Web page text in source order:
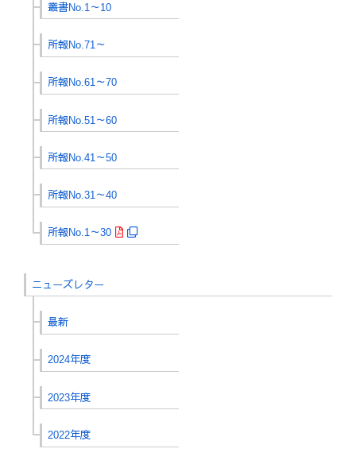
叢書No.1～10
所報No.71～
所報No.61～70
所報No.51～60
所報No.41～50
所報No.31～40
所報No.1～30
ニューズレター
最新
2024年度
2023年度
2022年度